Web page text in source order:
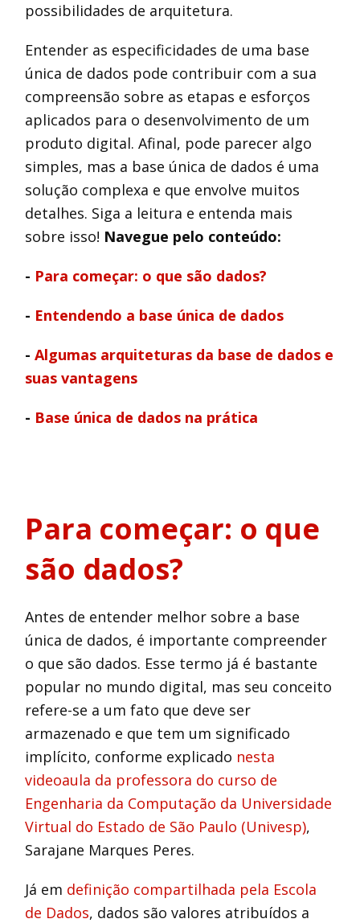
possibilidades de arquitetura.
Entender as especificidades de uma base
única de dados pode contribuir com a sua
compreensão sobre as etapas e esforços
aplicados para o desenvolvimento de um
produto digital. Afinal, pode parecer algo
simples, mas a base única de dados é uma
solução complexa e que envolve muitos
detalhes. Siga a leitura e entenda mais
sobre isso! Navegue pelo conteúdo:
- Para começar: o que são dados?
- Entendendo a base única de dados
-Algumas arquiteturas da base de dados e
suas vantagens
- Base única de dados na prática
Para começar: o que
são dados?
Antes de entender melhor sobre a base
única de dados, é importante compreender
o que são dados. Esse termo já é bastante
popular no mundo digital, mas seu conceito
refere-se a um fato que deve ser
armazenado e que tem um significado
implícito, conforme explicado nesta
videoaula da professora do curso de
Engenharia da Computação da Universidade
Virtual do Estado de São Paulo (Univesp),
Sarajane Marques Peres.
Já em definição compartilhada pela Escola
de Dados, dados são valores atribuídos a